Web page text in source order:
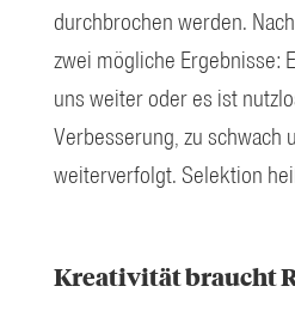
durchbrochen werden.
zwei mögliche Ergebnisse:
uns weiter oder es ist
Verbesserung, zu schwach
weiterverfolgt. Selektion
Kreativität braucht